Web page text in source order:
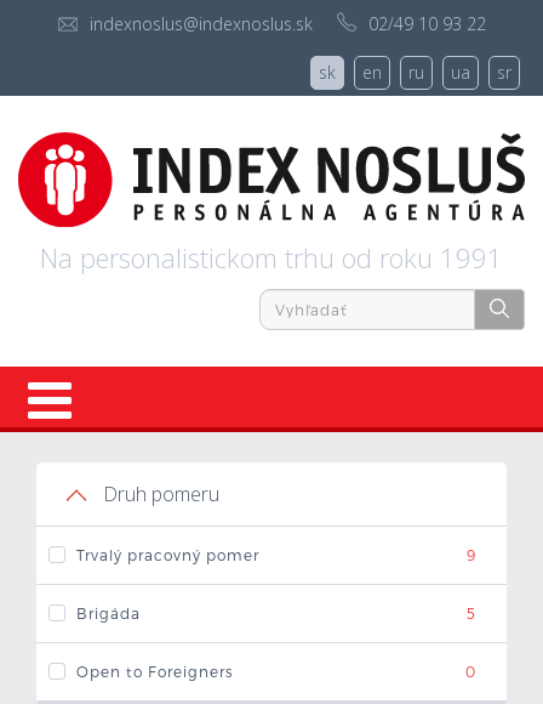
indexnoslus@indexnoslus.sk 02/49 10 93 22
sk en ru ua sr
Na personalistickom trhu od roku 1991
Ponuky práce
Mzdová kalkulačka
Druh pomeru
Trvalý pracovný pomer 9
Brigáda 5
Open to Foreigners 0